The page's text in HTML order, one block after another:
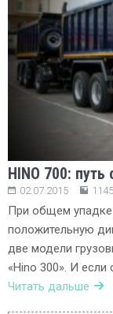
HINO 700: путь
02.07.2015
При общем упадке
положительную
две модели
«Hino 300». И если
Читать дальше